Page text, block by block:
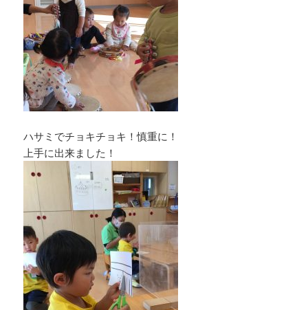
ハサミでチョキチョキ！慎重に！
上手に出来ました！